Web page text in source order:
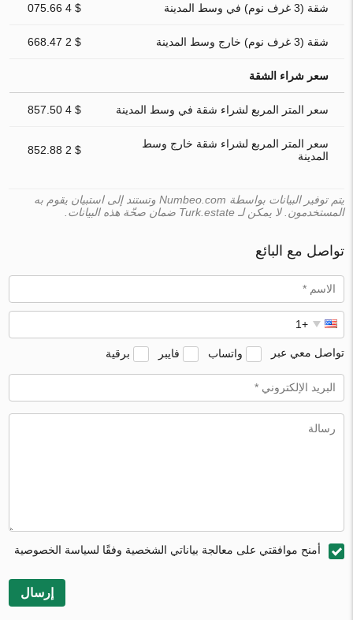
شقة (3 غرف نوم) في وسط المدينة $ 4 075.66
شقة (3 غرف نوم) خارج وسط المدينة $ 2 668.47
سعر شراء الشقة
سعر المتر المربع لشراء شقة في وسط المدينة $ 4 857.50
سعر المتر المربع لشراء شقة خارج وسط
المدينة
$ 2 852.88
يتم توفير البيانات بواسطة Numbeo.com وتستند إلى استبيان يقوم به
المستخدمون. لا يمكن لـ Turk.estate ضمان صحّة هذه البيانات.
تواصل مع البائع
تواصل معي عبر واتساب فايبر برقية
أمنح موافقتي على معالجة بياناتي الشخصية وفقًا لسياسة الخصوصية
إرسال